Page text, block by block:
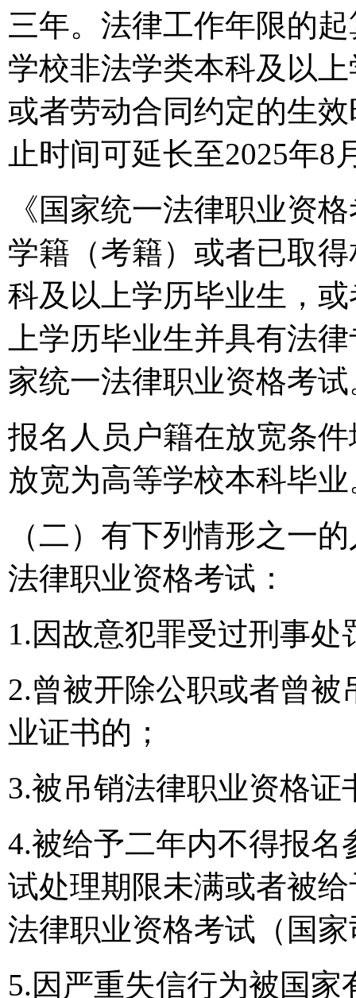
三年。法律工作年限的
学校非法学类本科及以
或者劳动合同约定的生
止时间可延长至2025年8
《国家统一法律职业资
学籍（考籍）或者已取
科及以上学历毕业生，
上学历毕业生并具有法
家统一法律职业资格考试
报名人员户籍在放宽条
放宽为高等学校本科毕业
（二）有下列情形之一
法律职业资格考试：
1.因故意犯罪受过刑事处
2.曾被开除公职或者曾
业证书的；
3.被吊销法律职业资格证
4.被给予二年内不得报
试处理期限未满或者被
法律职业资格考试（国
5.因严重失信行为被国